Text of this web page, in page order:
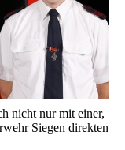
nicht nur mit einer,
Siegen direkten